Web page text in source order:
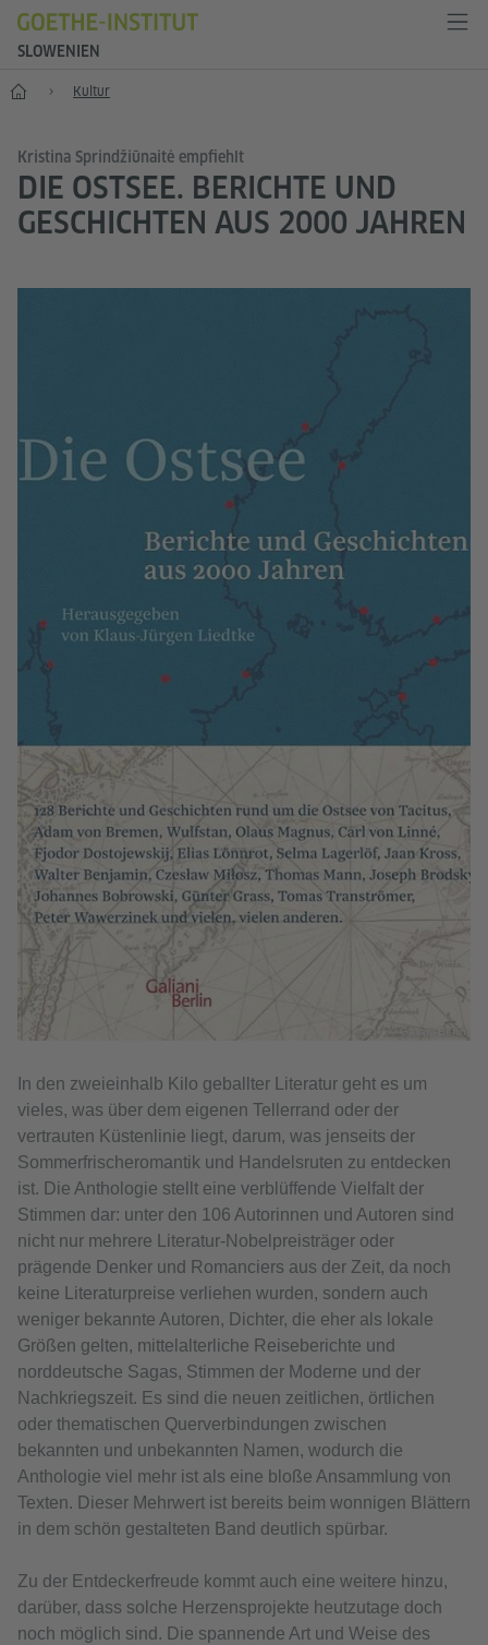
SLOWENIEN
Start Kultur
Kristina Sprindžiūnaitė empfiehlt
DIE OSTSEE. BERICHTE UND
GESCHICHTEN AUS 2000 JAHREN
© Galiani-Berlin
In den zweieinhalb Kilo geballter Literatur geht es um
vieles, was über dem eigenen Tellerrand oder der
vertrauten Küstenlinie liegt, darum, was jenseits der
Sommerfrischeromantik und Handelsruten zu entdecken
ist. Die Anthologie stellt eine verblüffende Vielfalt der
Stimmen dar: unter den 106 Autorinnen und Autoren sind
nicht nur mehrere Literatur-Nobelpreisträger oder
prägende Denker und Romanciers aus der Zeit, da noch
keine Literaturpreise verliehen wurden, sondern auch
weniger bekannte Autoren, Dichter, die eher als lokale
Größen gelten, mittelalterliche Reiseberichte und
norddeutsche Sagas, Stimmen der Moderne und der
Nachkriegszeit. Es sind die neuen zeitlichen, örtlichen
oder thematischen Querverbindungen zwischen
bekannten und unbekannten Namen, wodurch die
Anthologie viel mehr ist als eine bloße Ansammlung von
Texten. Dieser Mehrwert ist bereits beim wonnigen Blättern
in dem schön gestalteten Band deutlich spürbar.
Zu der Entdeckerfreude kommt auch eine weitere hinzu,
darüber, dass solche Herzensprojekte heutzutage doch
noch möglich sind. Die spannende Art und Weise des